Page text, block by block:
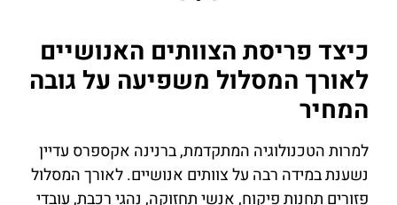
כיצד פריסת הצוותים האנושיים
לאורך המסלול משפיעה על גובה
המחיר
למרות הטכנולוגיה המתקדמת, ברנינה אקספרס עדיין
נשענת במידה רבה על צוותים אנושיים. לאורך המסלול
פזורים תחנות פיקוח, אנשי תחזוקה, נהגי רכבת, עובדי